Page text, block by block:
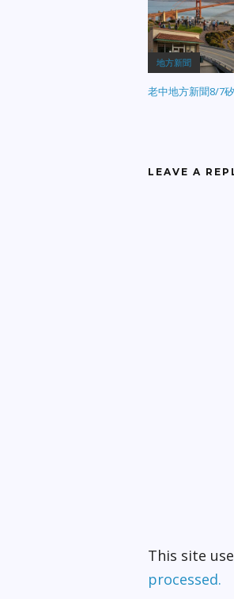
地方新聞
老中地方新聞8/7
LEAVE A
This site
processed.